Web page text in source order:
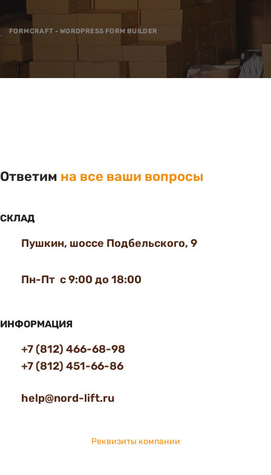
FORMCRAFT - WORDPRESS FORM BUILDER
Ответим на все ваши вопросы
СКЛАД
Пушкин, шоссе Подбельского, 9
Пн-Пт с 9:00 до 18:00
ИНФОРМАЦИЯ
+7 (812) 466-68-98
+7 (812) 451-66-86
help@nord-lift.ru
Реквизиты компании